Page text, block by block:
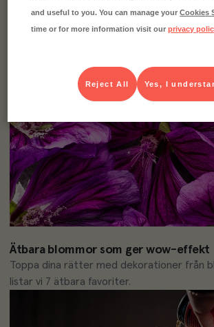
Ätbara blommor som ger wow-effekt
Toppa dina rätter med dekorationer från
listar vi 7 ätbara favoriter.
and useful to you. You can manage yourCookies
time or for more information visit ourprivacy
Yes, I
Reject All